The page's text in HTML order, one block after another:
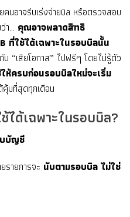
นอาจรีบเร่งจ่ายบิล หรือตรวจสอบ
า… คุณอาจพลาดสิทธิ
ที่ใช้ได้เฉพาะในรอบบิลนั้น
บ “เสียโอกาส” ไปฟรีๆ โดยไม่รู้ตัว
ห้ครบก่อนรอบบิลใหม่จะเริ่ม
คุ้มที่สุดทุกเดือน
ได้เฉพาะในรอบบิล?
บบัญชี
รายการจะ นับตามรอบบิล ไม่ใช่